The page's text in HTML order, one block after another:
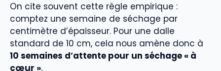
On cite souvent cette règle empirique :
comptez une semaine de séchage par
centimètre d’épaisseur. Pour une dalle
standard de 10 cm, cela nous amène donc à
10 semaines d’attente pour un séchage « à
cœur ».